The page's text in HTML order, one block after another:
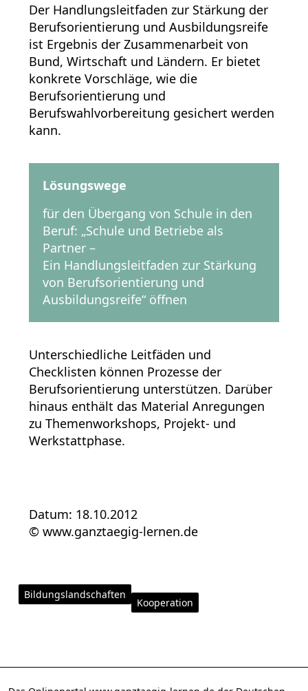
Der Handlungsleitfaden zur Stärkung der
Berufsorientierung und Ausbildungsreife
ist Ergebnis der Zusammenarbeit von
Bund, Wirtschaft und Ländern. Er bietet
konkrete Vorschläge, wie die
Berufsorientierung und
Berufswahlvorbereitung gesichert werden
kann.
Lösungswege
für den Übergang von Schule in den
Beruf: „Schule und Betriebe als
Partner –
Ein Handlungsleitfaden zur Stärkung
von Berufsorientierung und
Ausbildungsreife“ öffnen
Unterschiedliche Leitfäden und
Checklisten können Prozesse der
Berufsorientierung unterstützen. Darüber
hinaus enthält das Material Anregungen
zu Themenworkshops, Projekt- und
Werkstattphase.
Datum: 18.10.2012
© www.ganztaegig-lernen.de
Bildungslandschaften
Kooperation